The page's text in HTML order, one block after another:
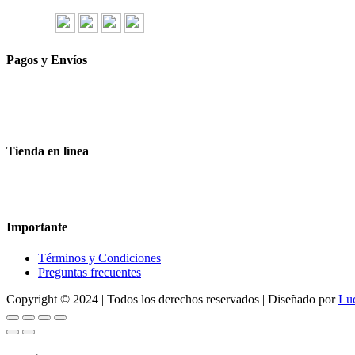
Pagos y Envíos
Tienda en línea
Importante
Términos y Condiciones
Preguntas frecuentes
Copyright © 2024 | Todos los derechos reservados | Diseñado por